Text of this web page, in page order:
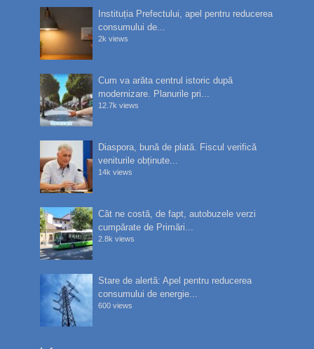
Instituția Prefectului, apel pentru reducerea
consumului de...
2k views
Cum va arăta centrul istoric după
modernizare. Planurile pri...
12.7k views
Diaspora, bună de plată. Fiscul verifică
veniturile obținute...
14k views
Cât ne costă, de fapt, autobuzele verzi
cumpărate de Primări...
2.8k views
Stare de alertă: Apel pentru reducerea
consumului de energie...
600 views